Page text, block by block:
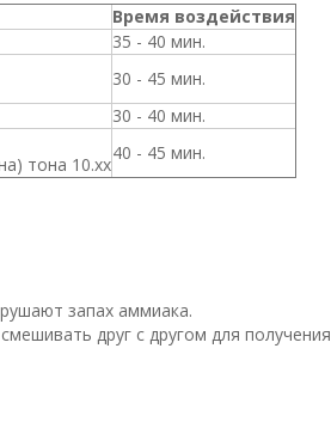
Время воздействия
35 - 40 мин.
30 - 45 мин.
30 - 40 мин.
тона 10.хх
40 - 45 мин.
запах аммиака.
друг с другом для